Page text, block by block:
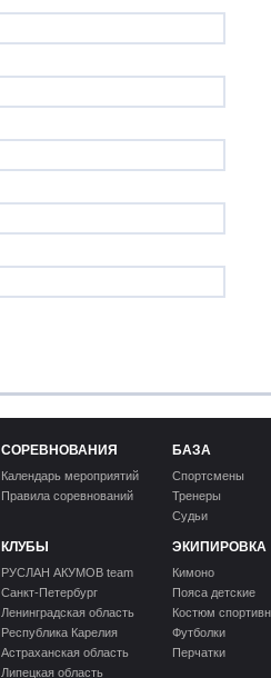
СОРЕВНОВАНИЯ
Календарь мероприятий
Правила соревнований
БАЗА
Спортсмены
Тренеры
Судьи
КЛУБЫ
РУСЛАН АКУМОВ team
Санкт-Петербург
Ленинградская область
Республика Карелия
Астраханская область
Липецкая область
ЭКИПИРОВКА
Кимоно
Пояса детские
Костюм
Футболки
Перчатки